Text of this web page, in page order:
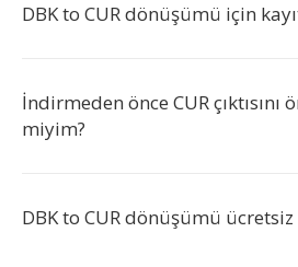
DBK to CUR dönüşümü için
İndirmeden önce CUR
miyim?
DBK to CUR dönüşümü ücretsiz